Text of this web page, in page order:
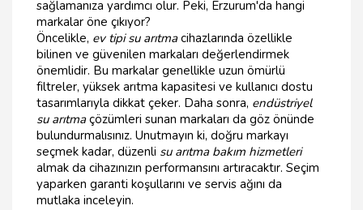
sağlamanıza yardımcı olur. Peki, Erzurum'da hangi
markalar öne çıkıyor?
Öncelikle, ev tipi su arıtmacihazlarında özellikle
bilinen ve güvenilen markaları değerlendirmek
önemlidir. Bu markalar genellikle uzun ömürlü
filtreler, yüksek arıtma kapasitesi ve kullanıcı dostu
tasarımlarıyla dikkat çeker. Daha sonra, endüstriyel
su arıtmaçözümleri sunan markaları da göz önünde
bulundurmalısınız. Unutmayın ki, doğru markayı
seçmek kadar, düzenli su arıtma bakım hizmetleri
almak da cihazınızın performansını artıracaktır. Seçim
yaparken garanti koşullarını ve servis ağını da
mutlaka inceleyin.